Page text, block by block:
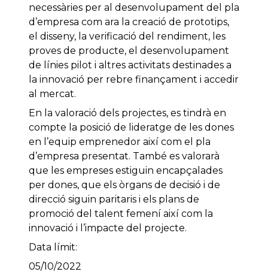
necessàries per al desenvolupament del pla
d’empresa com ara la creació de prototips,
el disseny, la verificació del rendiment, les
proves de producte, el desenvolupament
de línies pilot i altres activitats destinades a
la innovació per rebre finançament i accedir
al mercat.
En la valoració dels projectes, es tindrà en
compte la posició de lideratge de les dones
en l’equip emprenedor així com el pla
d’empresa presentat. També es valorarà
que les empreses estiguin encapçalades
per dones, que els òrgans de decisió i de
direcció siguin paritaris i els plans de
promoció del talent femení així com la
innovació i l’impacte del projecte.
Data límit:
05/10/2022